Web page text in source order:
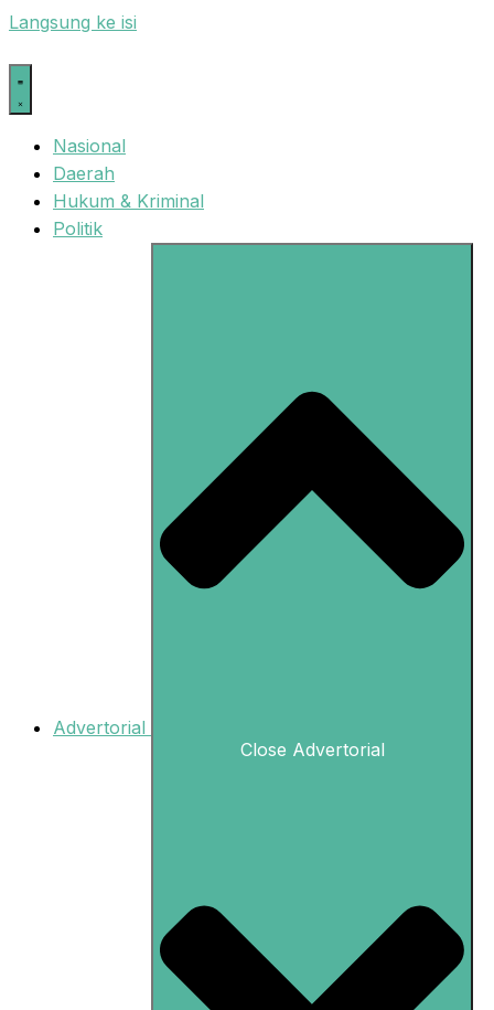
Langsung ke isi
Nasional
Daerah
Hukum & Kriminal
Politik
Advertorial
Close Advertorial